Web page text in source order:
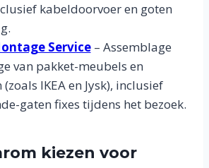
kabeldoorvoer en goten
Service– Assemblage
van pakket-meubels en
IKEA en Jysk), inclusief
gaten fixes tijdens het bezoek.
kiezen voor